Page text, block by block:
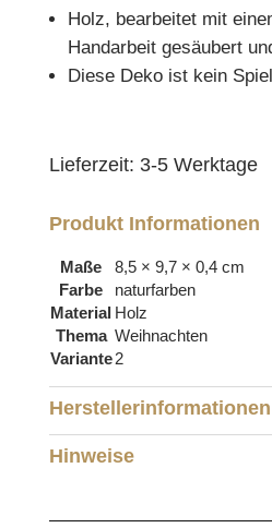
Holz, bearbeitet mit
Handarbeit gesäubert
Diese Deko ist kein
Lieferzeit: 3-5 Werktage
Produkt Informationen
Maße
8,5 × 9,7 × 0,4 cm
Farbe
naturfarben
Material Holz
Thema Weihnachten
Variante2
Herstellerinformationen
Hinweise